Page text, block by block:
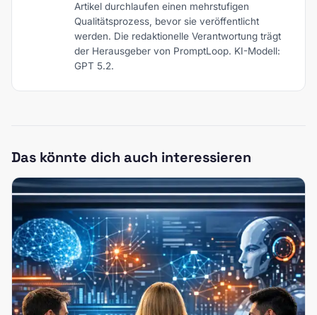
Artikel durchlaufen einen mehrstufigen
Qualitätsprozess, bevor sie veröffentlicht
werden. Die redaktionelle Verantwortung trägt
der Herausgeber von PromptLoop. KI-Modell:
GPT 5.2.
Das könnte dich auch interessieren